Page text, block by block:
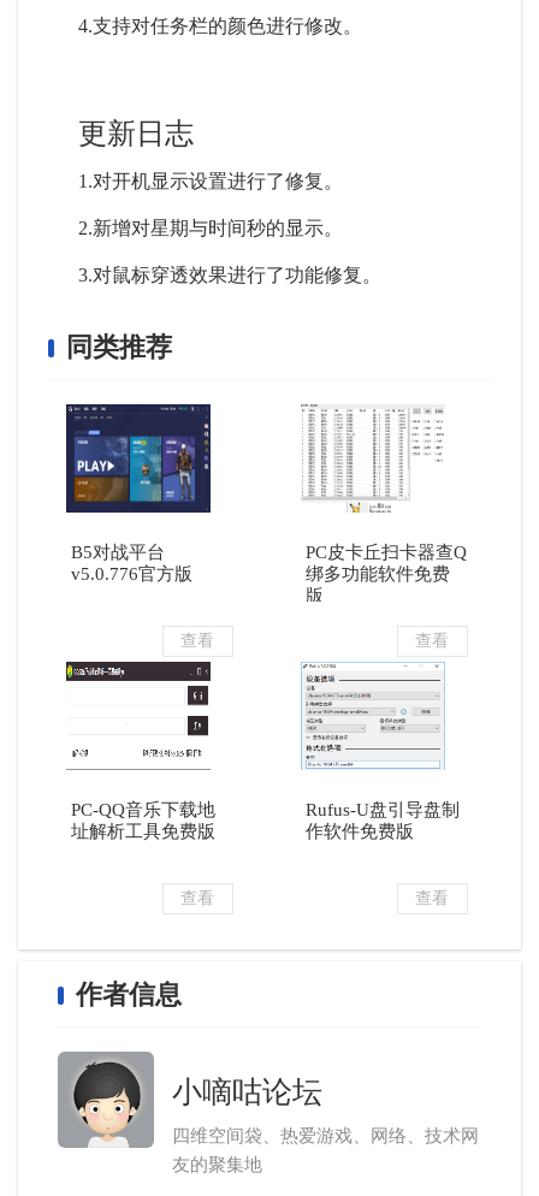
4.支持对任务栏的颜色进行修改。
更新日志
1.对开机显示设置进行了修复。
2.新增对星期与时间秒的显示。
3.对鼠标穿透效果进行了功能修复。
同类推荐
B5对战平台
v5.0.776官方版
查看
PC皮卡丘扫卡器查Q
绑多功能软件免费
版
查看
PC-QQ音乐下载地
址解析工具免费版
查看
Rufus-U盘引导盘制
作软件免费版
查看
作者信息
小嘀咕论坛
四维空间袋、热爱游戏、网络、技术网
友的聚集地